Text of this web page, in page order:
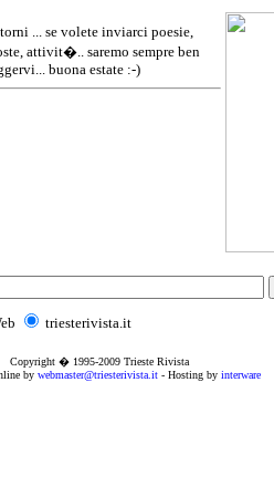
... se volete inviarci poesie,
attivit�.. saremo sempre ben
buona estate :-)
triesterivista.it
Copyright � 1995-2009 Trieste Rivista
by webmaster@triesterivista.it- Hosting by interware